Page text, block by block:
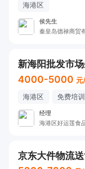
海港区
侯先生
秦皇岛德禄商贸
新海阳批发市
4000-5000 元
海港区 免费培训
经理
海港区好运莲食
京东大件物流送